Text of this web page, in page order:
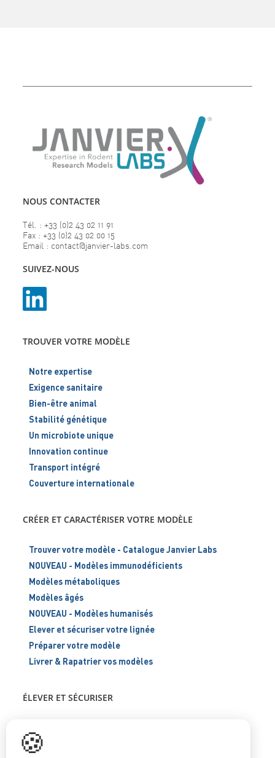
NOUS CONTACTER
Tél. : +33 (0)2 43 02 11 91
Fax : +33 (0)2 43 02 00 15
Email : contact@janvier-labs.com
SUIVEZ-NOUS
TROUVER VOTRE MODÈLE
Notre expertise
Exigence sanitaire
Bien-être animal
Stabilité génétique
Un microbiote unique
Innovation continue
Transport intégré
Couverture internationale
CRÉER ET CARACTÉRISER VOTRE MODÈLE
Trouver votre modèle - Catalogue Janvier Labs
NOUVEAU - Modèles immunodéficients
Modèles métaboliques
Modèles âgés
NOUVEAU - Modèles humanisés
Elever et sécuriser votre lignée
Préparer votre modèle
Livrer & Rapatrier vos modèles
ÉLEVER ET SÉCURISER
Blog
🍪